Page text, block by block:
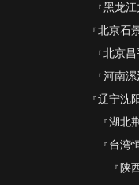
黑龙江
北京石
北京昌
河南漯
辽宁沈
湖北
台湾
陕